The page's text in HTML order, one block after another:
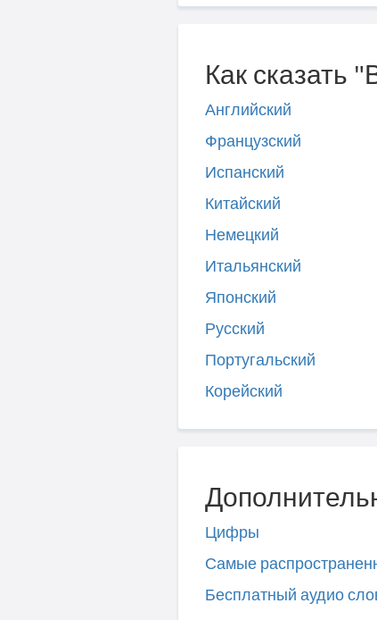
Как сказать
Английский
Французский
Испанский
Китайский
Немецкий
Итальянский
Японский
Русский
Португальский
Корейский
Цифры
Самые
Бесплатный аудио